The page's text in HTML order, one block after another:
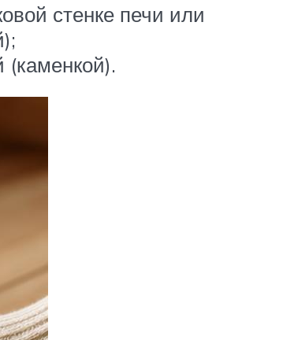
стенке печи или
(каменкой).